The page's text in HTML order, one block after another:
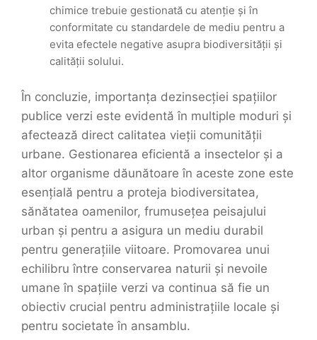
chimice trebuie gestionată cu atenție și în
conformitate cu standardele de mediu pentru a
evita efectele negative asupra biodiversității și
calității solului.
În concluzie, importanța dezinsecției spațiilor
publice verzi este evidentă în multiple moduri și
afectează direct calitatea vieții comunității
urbane. Gestionarea eficientă a insectelor și a
altor organisme dăunătoare în aceste zone este
esențială pentru a proteja biodiversitatea,
sănătatea oamenilor, frumusețea peisajului
urban și pentru a asigura un mediu durabil
pentru generațiile viitoare. Promovarea unui
echilibru între conservarea naturii și nevoile
umane în spațiile verzi va continua să fie un
obiectiv crucial pentru administrațiile locale și
pentru societate în ansamblu.